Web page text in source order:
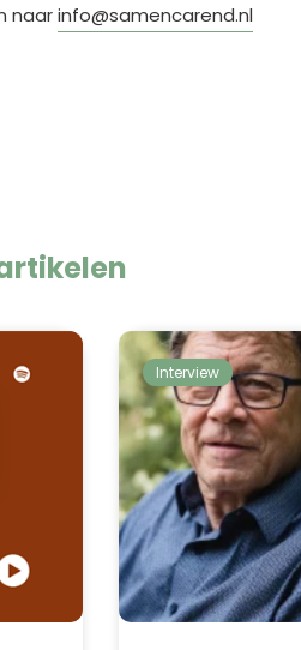
naarinfo@samencarend.nl
Interview